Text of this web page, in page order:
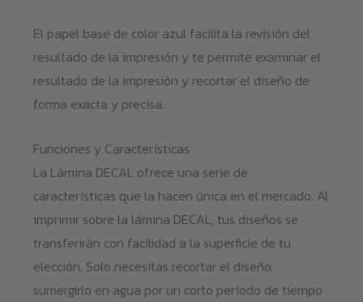
El papel base de color azul facilita la revisión del
resultado de la impresión y te permite examinar el
resultado de la impresión y recortar el diseño de
forma exacta y precisa.
Funciones y Características
La Lámina DECAL ofrece una serie de
características que la hacen única en el mercado. Al
imprimir sobre la lámina DECAL, tus diseños se
transferirán con facilidad a la superficie de tu
elección. Solo necesitas recortar el diseño,
sumergirlo en agua por un corto período de tiempo